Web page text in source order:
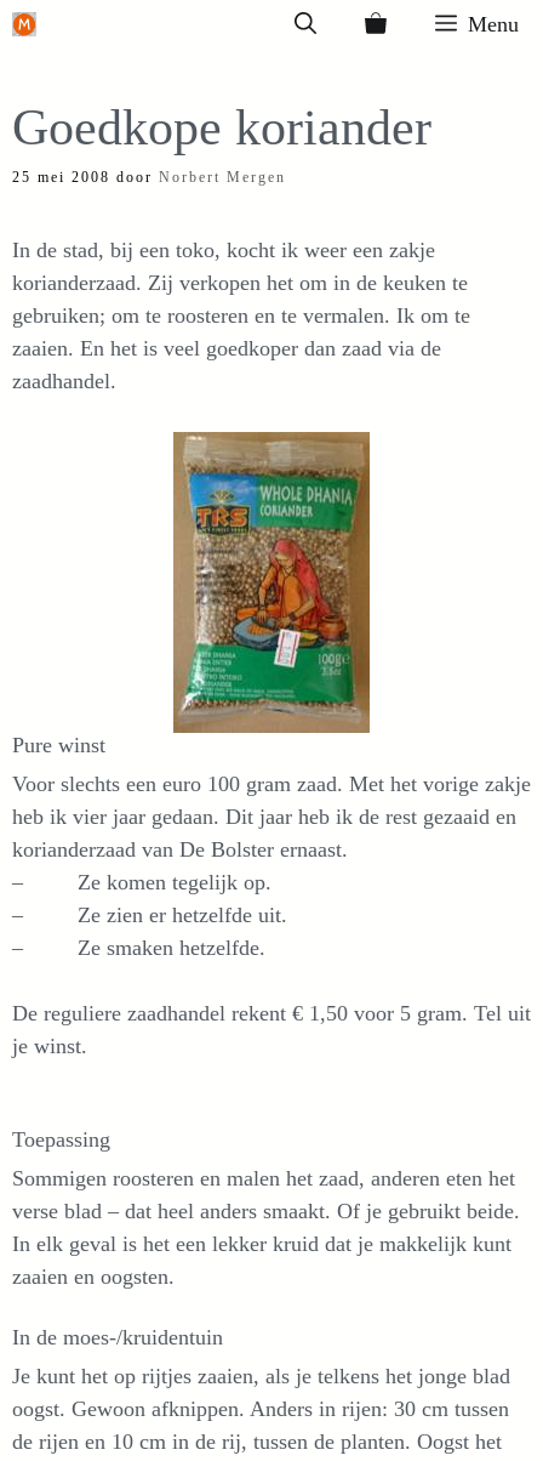
Ga
inhoud
Menu
Goedkope koriander
25 mei 2008 door Norbert Mergen
In de stad, bij een toko, kocht ik weer een zakje
korianderzaad. Zij verkopen het om in de keuken te
gebruiken; om te roosteren en te vermalen. Ik om te
zaaien. En het is veel goedkoper dan zaad via de
zaadhandel.
Pure winst
Voor slechts een euro 100 gram zaad. Met het vorige zakje
heb ik vier jaar gedaan. Dit jaar heb ik de rest gezaaid en
korianderzaad van De Bolster ernaast.
– Ze komen tegelijk op.
– Ze zien er hetzelfde uit.
– Ze smaken hetzelfde.
De reguliere zaadhandel rekent € 1,50 voor 5 gram. Tel uit
je winst.
Toepassing
Sommigen roosteren en malen het zaad, anderen eten het
verse blad – dat heel anders smaakt. Of je gebruikt beide.
In elk geval is het een lekker kruid dat je makkelijk kunt
zaaien en oogsten.
In de moes-/kruidentuin
Je kunt het op rijtjes zaaien, als je telkens het jonge blad
oogst. Gewoon afknippen. Anders in rijen: 30 cm tussen
de rijen en 10 cm in de rij, tussen de planten. Oogst het